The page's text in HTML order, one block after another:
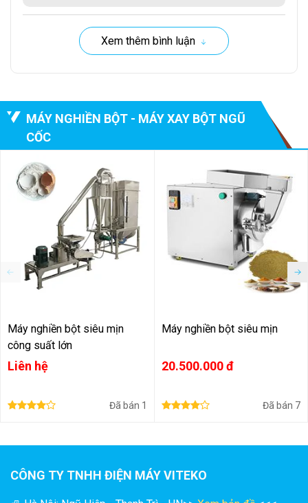
IV/ Ứng dụng của máy nghiền bột trong ngành
nghiệp sản xuất để nghiền nhiều loại nguyên liệu thành dạng
bột mịn. Dưới đây là một số ứng dụng cụ thể:
các loại ngũ cốc như gạo, lúa mì, ngô, đậu nành thành
bột để sản xuất bánh mì, mì sợi, ngũ cốc ăn sáng,...
Máy nghiền bột VK-GM200 được sử dụng để nghiền
các loại gia vị như ớt, tiêu, nghệ, gừng,... thành bột.
Máy nghiền bột được sử dụng để nghiền các loại
khoáng sản như đá vôi, thạch cao, đất sét thành bột để
sản xuất xi măng, vôi, gạch,...
Máy nghiền VK-GM200 sử dụng để nghiền các loại hóa
Xem thêm bình luận
MÁY NGHIỀN BỘT - MÁY XAY BỘT NGŨ
CỐC
Máy nghiền bột siêu mịn
công suất lớn
Liên hệ
Đã bán 1
Máy nghiền bột siêu mịn
20.500.000 đ
Đã bán 7
CÔNG TY TNHH ĐIỆN MÁY VITEKO